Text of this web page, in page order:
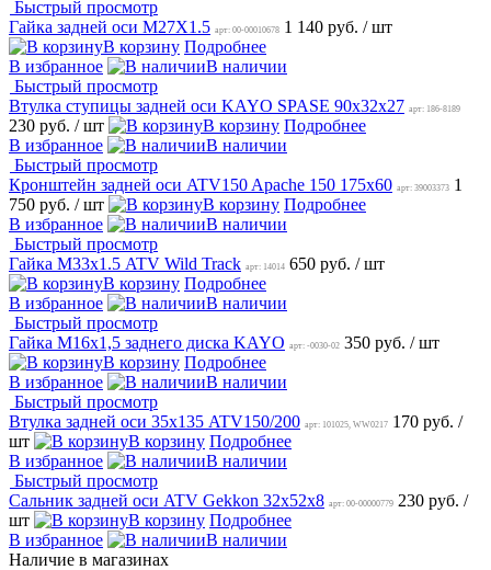
Быстрый просмотр
Гайка задней оси M27X1.5 арт: 00-00010678 1 140 руб. / шт
В корзину Подробнее
В избранное
В наличии
Быстрый просмотр
Втулка ступицы задней оси KAYO SPASE 90х32х27 арт: 186-8189
230 руб. / шт В корзину Подробнее
В избранное
В наличии
Быстрый просмотр
Кронштейн задней оси ATV150 Apache 150 175х60 арт: 39003373 1
750 руб. / шт В корзину Подробнее
В избранное
В наличии
Быстрый просмотр
Гайка M33х1.5 ATV Wild Track арт: 14014 650 руб. / шт
В корзину Подробнее
В избранное
В наличии
Быстрый просмотр
Гайка М16х1,5 заднего диска KAYO арт: -0030-02 350 руб. / шт
В корзину Подробнее
В избранное
В наличии
Быстрый просмотр
Втулка задней оси 35х135 ATV150/200 арт: 101025, WW0217 170 руб. /
шт
В корзину Подробнее
В избранное
В наличии
Быстрый просмотр
Сальник задней оси ATV Gekkon 32х52х8 арт: 00-00000779 230 руб. /
шт
В корзину Подробнее
В избранное
В наличии
Наличие в магазинах